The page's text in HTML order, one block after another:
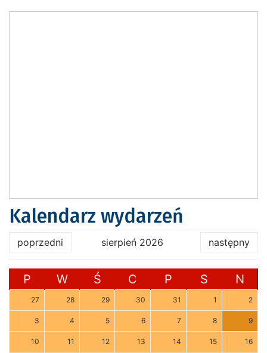
Kalendarz wydarzeń
poprzedni sierpień 2026 następny
P W Ś C P S N
27 28 29 30 31 1 2
3 4 5 6 7 8 9
10 11 12 13 14 15 16